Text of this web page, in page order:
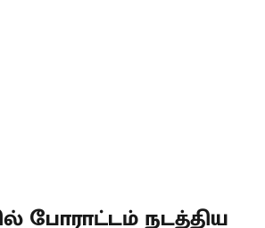
போராட்டம் நடத்திய